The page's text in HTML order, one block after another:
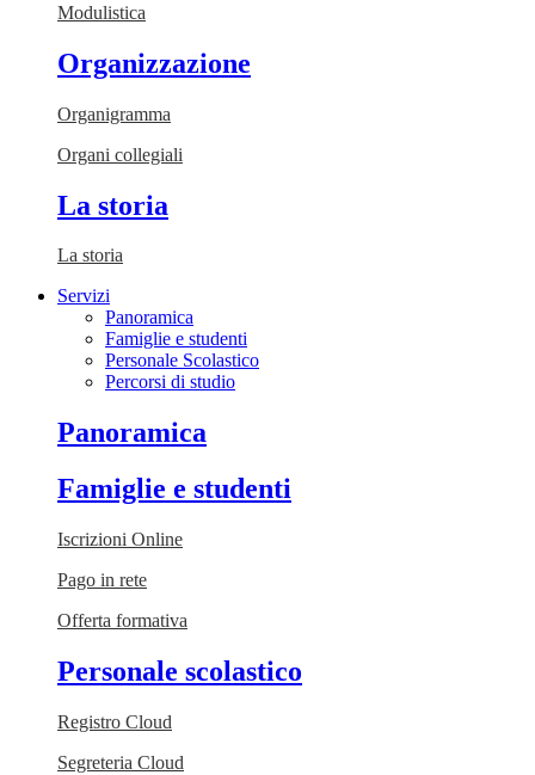
Modulistica
Organizzazione
Organigramma
Organi collegiali
La storia
La storia
Servizi
Panoramica
Famiglie e studenti
Personale Scolastico
Percorsi di studio
Panoramica
Famiglie e studenti
Iscrizioni Online
Pago in rete
Offerta formativa
Personale scolastico
Registro Cloud
Segreteria Cloud